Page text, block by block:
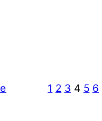
1 2 3 4 5 6